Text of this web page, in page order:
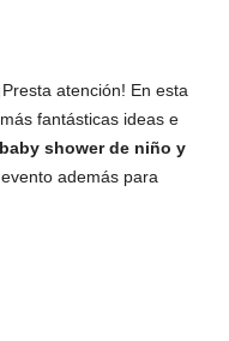
atención! En esta
fantásticas ideas e
shower de niño y
además para